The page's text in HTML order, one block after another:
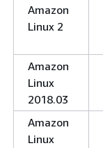
Amazon
Linux 2
Amazon
Linux
2018.03
Amazon
Linux